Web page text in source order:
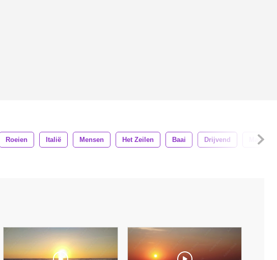
Roeien Italië Mensen Het Zeilen Baai Drijvend Marinier